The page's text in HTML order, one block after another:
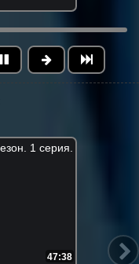
6:55:58